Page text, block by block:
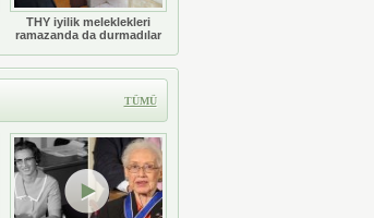
THY iyilik meleklekleri
ramazanda da durmadılar
TÜMÜ